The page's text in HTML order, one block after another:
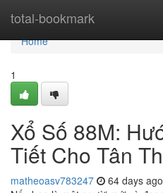
total-bookmark
Home
Home
1
Xổ Số 88M:
Tiết Cho Tân
matheoasv783247 64 days ago